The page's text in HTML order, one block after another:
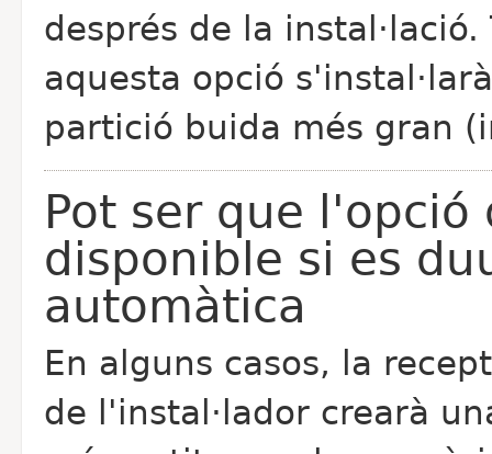
després de la
aquesta opció
partició buida més gran
Pot ser que
disponible si es
automàtica
En alguns casos, la
de l'instal·lador crearà